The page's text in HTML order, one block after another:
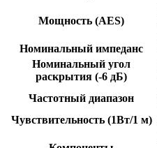
Мощность (AES)
Номинальный импеданс
Номинальный угол
раскрытия (-6 дБ)
Частотный диапазон
Чувствительность (1Вт/1 м)